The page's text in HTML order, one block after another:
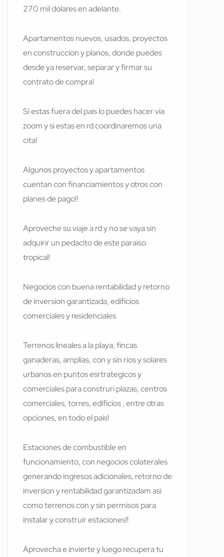
270 mil dolares en adelante.
Apartamentos nuevos, usados, proyectos
en construccion y planos, donde puedes
desde ya reservar, separar y firmar su
contrato de compra!
Si estas fuera del pais lo puedes hacer via
zoom y si estas en rd coordinaremos una
cita!
Algunos proyectos y apartamentos
cuentan con financiamientos y otros con
planes de pago!!
Aproveche su viaje a rd y no se vaya sin
adquirir un pedacito de este paraiso
tropical!
Negocios con buena rentabilidad y retorno
de inversion garantizada, edificios
comerciales y residenciales
Terrenos lineales a la playa, fincas
ganaderas, amplias, con y sin rios y solares
urbanos en puntos esrtrategicos y
comerciales para construri plazas, centros
comerciales, torres, edificios , entre otras
opciones, en todo el pais!
Estaciones de combustible en
funcionamiento, con negocios colaterales
generando ingresos adicionales, retorno de
inversion y rentabilidad garantizadam asi
como terrenos con y sin permisos para
instalar y construir estaciones!!
Aprovecha e invierte y luego recupera tu